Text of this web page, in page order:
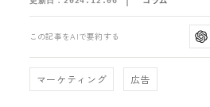
この記事をAIで要約する
マーケティング 広告